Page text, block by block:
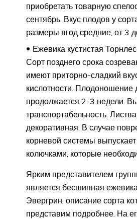
приобретать товарную
сентябрь. Вкус плодов у
размеры ягод средние, от 3
Ежевика кустистая
Сорт позднего срока
имеют приторно-сладкий
кислотности. Плодоношение
продолжается 2-3 недели.
транспортабельность.
декоративная. В случае
корневой системы
колючками, которые
Ярким представителем
является бесшипная
Эвергрин, описание сорта
представим подробнее. На